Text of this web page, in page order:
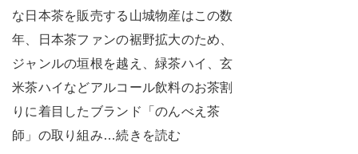
な日本茶を販売する山城物産はこの数
年、日本茶ファンの裾野拡大のため、
ジャンルの垣根を越え、緑茶ハイ、玄
米茶ハイなどアルコール飲料のお茶割
りに着目したブランド「のんべえ茶
師」の取り組み…続きを読む